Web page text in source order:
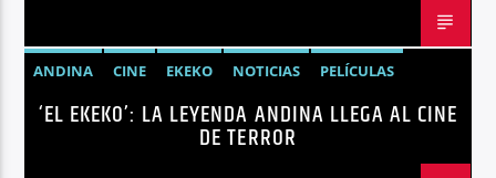
QUITOBICI
ANDINA CINE EKEKO NOTICIAS
PELÍCULAS
TENDENCIAS
TERROR
‘EL EKEKO’: LA LEYENDA ANDINA LLEGA AL CINE
DE TERROR